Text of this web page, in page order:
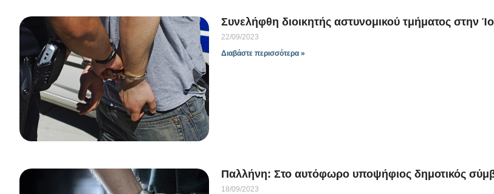
Συνελήφθη διοικητής αστυνομικού τμήματος στην
22/09/2023
Διαβάστε περισσότερα »
Παλλήνη: Στο αυτόφωρο υποψήφιος δημοτικός
18/09/2023